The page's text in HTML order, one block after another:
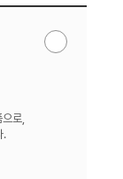
알
로,
.